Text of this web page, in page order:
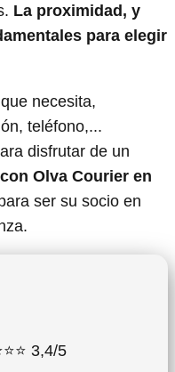
La proximidad, y
para elegir
necesita,
teléfono,...
disfrutar de un
Olva Courier en
ser su socio en
3,4/5